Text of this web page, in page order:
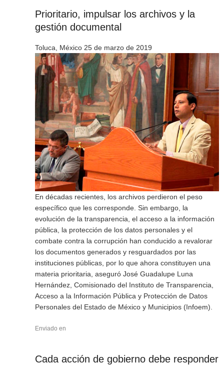
Prioritario, impulsar los archivos y la
gestión documental
Toluca, México 25 de marzo de 2019
En décadas recientes, los archivos perdieron el peso
específico que les corresponde. Sin embargo, la
evolución de la transparencia, el acceso a la información
pública, la protección de los datos personales y el
combate contra la corrupción han conducido a revalorar
los documentos generados y resguardados por las
instituciones públicas, por lo que ahora constituyen una
materia prioritaria, aseguró José Guadalupe Luna
Hernández, Comisionado del Instituto de Transparencia,
Acceso a la Información Pública y Protección de Datos
Personales del Estado de México y Municipios (Infoem).
Enviado en
Cada acción de gobierno debe responder